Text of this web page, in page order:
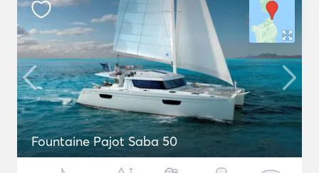
Fountaine Pajot Saba 50